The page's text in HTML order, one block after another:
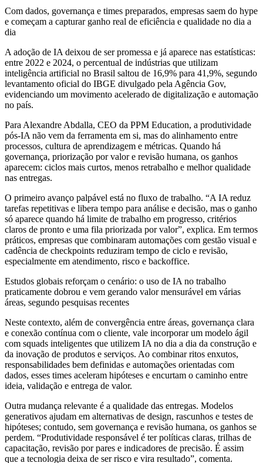
Com dados, governança e times preparados, empresas saem do hype
e começam a capturar ganho real de eficiência e qualidade no dia a
dia
A adoção de IA deixou de ser promessa e já aparece nas estatísticas:
entre 2022 e 2024, o percentual de indústrias que utilizam
inteligência artificial no Brasil saltou de 16,9% para 41,9%, segundo
levantamento oficial do IBGE divulgado pela Agência Gov,
evidenciando um movimento acelerado de digitalização e automação
no país.
Para Alexandre Abdalla, CEO da PPM Education, a produtividade
pós-IA não vem da ferramenta em si, mas do alinhamento entre
processos, cultura de aprendizagem e métricas. Quando há
governança, priorização por valor e revisão humana, os ganhos
aparecem: ciclos mais curtos, menos retrabalho e melhor qualidade
nas entregas.
O primeiro avanço palpável está no fluxo de trabalho. “A IA reduz
tarefas repetitivas e libera tempo para análise e decisão, mas o ganho
só aparece quando há limite de trabalho em progresso, critérios
claros de pronto e uma fila priorizada por valor”, explica. Em termos
práticos, empresas que combinaram automações com gestão visual e
cadência de checkpoints reduziram tempo de ciclo e revisão,
especialmente em atendimento, risco e backoffice.
Estudos globais reforçam o cenário: o uso de IA no trabalho
praticamente dobrou e vem gerando valor mensurável em várias
áreas, segundo pesquisas recentes
Neste contexto, além de convergência entre áreas, governança clara
e conexão contínua com o cliente, vale incorporar um modelo ágil
com squads inteligentes que utilizem IA no dia a dia da construção e
da inovação de produtos e serviços. Ao combinar ritos enxutos,
responsabilidades bem definidas e automações orientadas com
dados, esses times aceleram hipóteses e encurtam o caminho entre
ideia, validação e entrega de valor.
Outra mudança relevante é a qualidade das entregas. Modelos
generativos ajudam em alternativas de design, rascunhos e testes de
hipóteses; contudo, sem governança e revisão humana, os ganhos se
perdem. “Produtividade responsável é ter políticas claras, trilhas de
capacitação, revisão por pares e indicadores de precisão. É assim
que a tecnologia deixa de ser risco e vira resultado”, comenta.